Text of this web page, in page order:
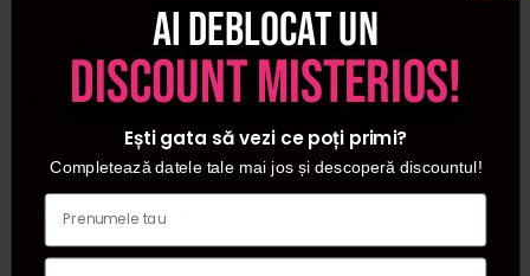
manichiura pedichiura ce se regasesc in cele mai
renumite saloane de infrumusetare si saloane de unghii
din Romania. Din aceasta categorie puteti achizitiona
mobilier profesional pentru manichiura pedichiura de la
cei mai mari producatori din domeniu. Cele mai bune
preturi la mobilier profesional pentru manichiura
Afiseaza mai mult
Ai deblocat un
discount misterios!
Ești gata să vezi ce poți primi?
Completează datele tale mai jos și descoperă discountul!